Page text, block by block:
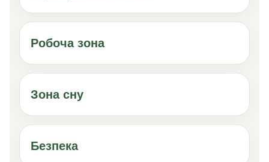
Робоча зона
Зона сну
Безпека